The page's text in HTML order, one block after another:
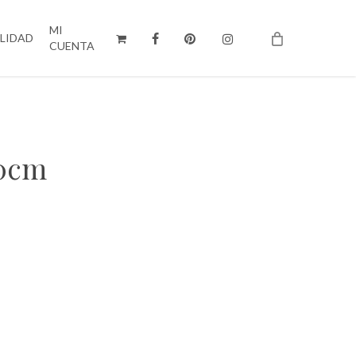
MI
CUENTA